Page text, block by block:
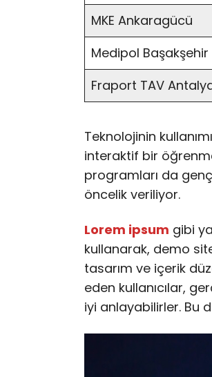
MKE Ankaragücü
Medipol Başakşehir
Fraport TAV
Teknolojinin
interaktif bir
programları da
öncelik veriliyor.
Lorem ipsum gibi
kullanarak, demo
tasarım ve içerik
eden kullanıcılar,
iyi anlayabilirler. Bu